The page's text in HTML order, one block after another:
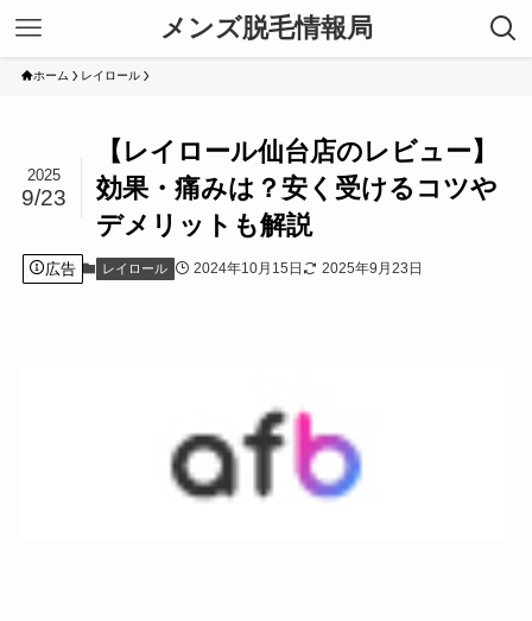
メンズ脱毛情報局
ホーム レイロール
【レイロール仙台店のレビュー】
効果・痛みは？安く受けるコツや
デメリットも解説
2025
9/23
広告 レイロール 2024年10月15日 2025年9月23日